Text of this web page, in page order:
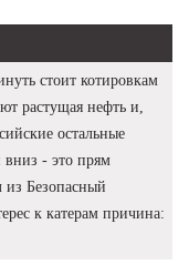
стоит котировкам
растущая нефть и,
остальные
вниз - это прям
из Безопасный
к катерам причина: